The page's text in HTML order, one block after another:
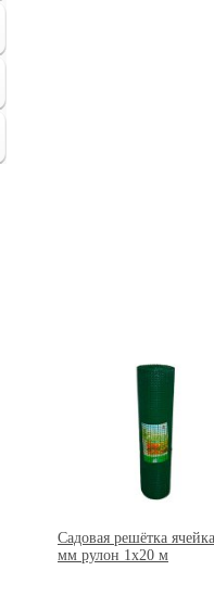
Садовая решётка
мм рулон 1х20 м